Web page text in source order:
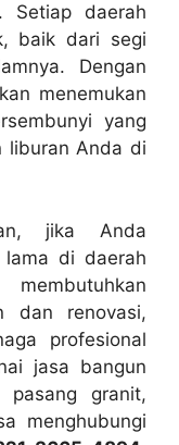
Setiap daerah
baik dari segi
Dengan
menemukan
yang
liburan Anda di
jika Anda
di daerah
dan renovasi,
profesional
jasa bangun
pasang granit,
menghubungi